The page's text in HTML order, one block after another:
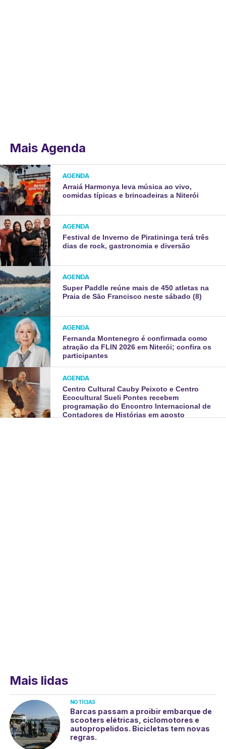
Mais Agenda
AGENDA
Arraiá Harmonya leva música ao vivo,
comidas típicas e brincadeiras a Niterói
AGENDA
Festival de Inverno de Piratininga terá três
dias de rock, gastronomia e diversão
AGENDA
Super Paddle reúne mais de 450 atletas na
Praia de São Francisco neste sábado (8)
AGENDA
Fernanda Montenegro é confirmada como
atração da FLIN 2026 em Niterói; confira os
participantes
AGENDA
Centro Cultural Cauby Peixoto e Centro
Ecocultural Sueli Pontes recebem
programação do Encontro Internacional de
Contadores de Histórias em agosto
Mais lidas
NOTÍCIAS
Barcas passam a proibir embarque de
scooters elétricas, ciclomotores e
autopropelidos. Bicicletas tem novas
regras.